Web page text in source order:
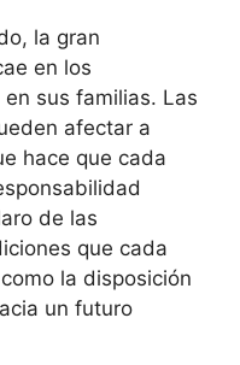
la gran
en los
sus familias. Las
afectar a
hace que cada
de las
que cada
la disposición
un futuro